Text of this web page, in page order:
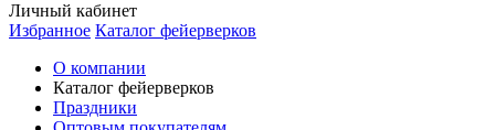
Личный кабинет
Избранное Каталог фейерверков
О компании
Каталог фейерверков
Праздники